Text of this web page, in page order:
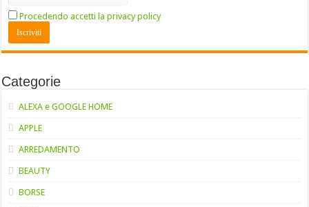
Procedendo accetti la privacy policy
Categorie
ALEXA e GOOGLE HOME
APPLE
ARREDAMENTO
BEAUTY
BORSE